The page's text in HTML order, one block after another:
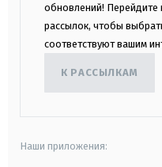
обновлений! Перейдите
рассылок, чтобы
соответствуют вашим
К РАССЫЛКАМ
Наши приложения: